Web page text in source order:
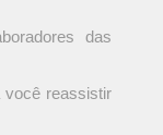
das
você reassistir